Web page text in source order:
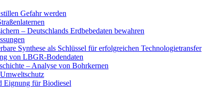
Gefahr werden
– Deutschlands Erdbebedaten bewahren
Synthese als Schlüssel für erfolgreichen Technologietransfer
von LBGR-Bodendaten
– Analyse von Bohrkernen
Eignung für Biodiesel